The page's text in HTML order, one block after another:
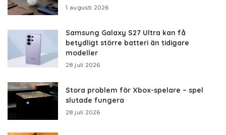
1 augusti 2026
Samsung Galaxy S27 Ultra kan få
betydligt större batteri än tidigare
modeller
28 juli 2026
Stora problem för Xbox-spelare – spel
slutade fungera
28 juli 2026